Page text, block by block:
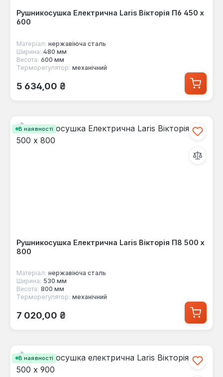
Рушникосушка Електрична Laris Вікторія П6 450 х
600
Матеріал: нержавіюча сталь
Ширина: 480 мм
Висота: 600 мм
Терморегулятор: механічний
Звичайна ціна:
5 634,00 ₴
В наявності
Рушникосушка Електрична Laris Вікторія П8 500 х
800
Матеріал: нержавіюча сталь
Ширина: 530 мм
Висота: 800 мм
Терморегулятор: механічний
Звичайна ціна:
7 020,00 ₴
В наявності